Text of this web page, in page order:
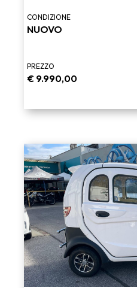
CONDIZIONE
NUOVO
PREZZO
€ 9.990,00